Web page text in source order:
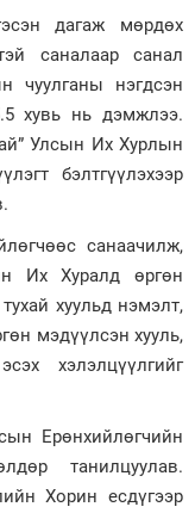
дагаж мөрдөх
саналаар санал
чуулганы нэгдсэн
хувь нь дэмжлээ.
Улсын Их Хурлын
бэлтгүүлэхээр
санаачилж,
Их Хуралд өргөн
хуульд нэмэлт,
мэдүүлсэн хууль,
хэлэлцүүлгийг
Ерөнхийлөгчийн
танилцуулав.
Хорин есдүгээр